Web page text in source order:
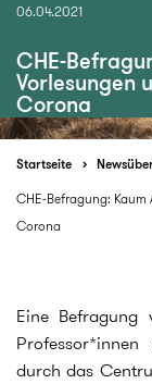
06.04.2021
CHE-
Vorlesungen
Corona
Startseite
CHE-Befragung:
Corona
Eine Befragung
durch das